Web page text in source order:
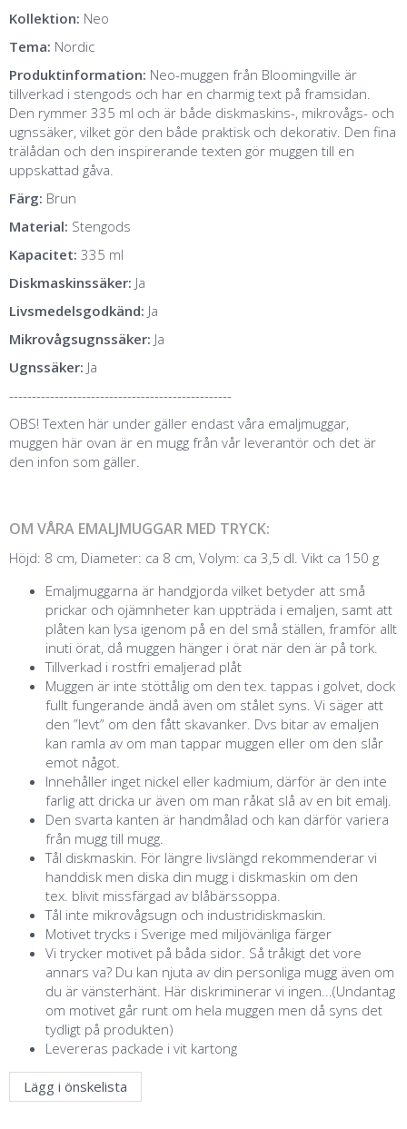
Kollektion: Neo
Tema: Nordic
Produktinformation: Neo-muggen från Bloomingville är
tillverkad i stengods och har en charmig text på framsidan.
Den rymmer 335 ml och är både diskmaskins-, mikrovågs- och
ugnssäker, vilket gör den både praktisk och dekorativ. Den fina
trälådan och den inspirerande texten gör muggen till en
uppskattad gåva.
Färg: Brun
Material: Stengods
Kapacitet: 335 ml
Diskmaskinssäker: Ja
Livsmedelsgodkänd: Ja
Mikrovågsugnssäker: Ja
Ugnssäker: Ja
-------------------------------------------------
OBS! Texten här under gäller endast våra emaljmuggar,
muggen här ovan är en mugg från vår leverantör och det är
den infon som gäller.
OM VÅRA EMALJMUGGAR MED TRYCK:
Höjd: 8 cm, Diameter: ca 8 cm, Volym: ca 3,5 dl. Vikt ca 150 g
Emaljmuggarna är handgjorda vilket betyder att små
prickar och ojämnheter kan uppträda i emaljen, samt att
plåten kan lysa igenom på en del små ställen, framför allt
inuti örat, då muggen hänger i örat när den är på tork.
Tillverkad i rostfri emaljerad plåt
Muggen är inte stöttålig om den tex. tappas i golvet, dock
fullt fungerande ändå även om stålet syns. Vi säger att
den ”levt” om den fått skavanker. Dvs bitar av emaljen
kan ramla av om man tappar muggen eller om den slår
emot något.
Innehåller inget nickel eller kadmium, därför är den inte
farlig att dricka ur även om man råkat slå av en bit emalj.
Den svarta kanten är handmålad och kan därför variera
från mugg till mugg.
Tål diskmaskin. För längre livslängd rekommenderar vi
handdisk men diska din mugg i diskmaskin om den
tex. blivit missfärgad av blåbärssoppa.
Tål inte mikrovågsugn och industridiskmaskin.
Motivet trycks i Sverige med miljövänliga färger
Vi trycker motivet på båda sidor. Så tråkigt det vore
annars va? Du kan njuta av din personliga mugg även om
du är vänsterhänt. Här diskriminerar vi ingen...(Undantag
om motivet går runt om hela muggen men då syns det
tydligt på produkten)
Levereras packade i vit kartong
Lägg i önskelista